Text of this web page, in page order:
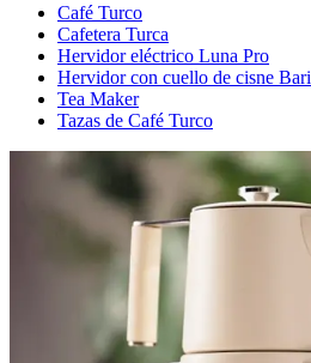
Café Turco
Cafetera Turca
Hervidor eléctrico Luna Pro
Hervidor con cuello de cisne
Tea Maker
Tazas de Café Turco